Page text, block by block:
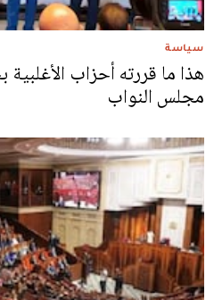
سياسة
هذا ما قررته أحزاب
مجلس النواب